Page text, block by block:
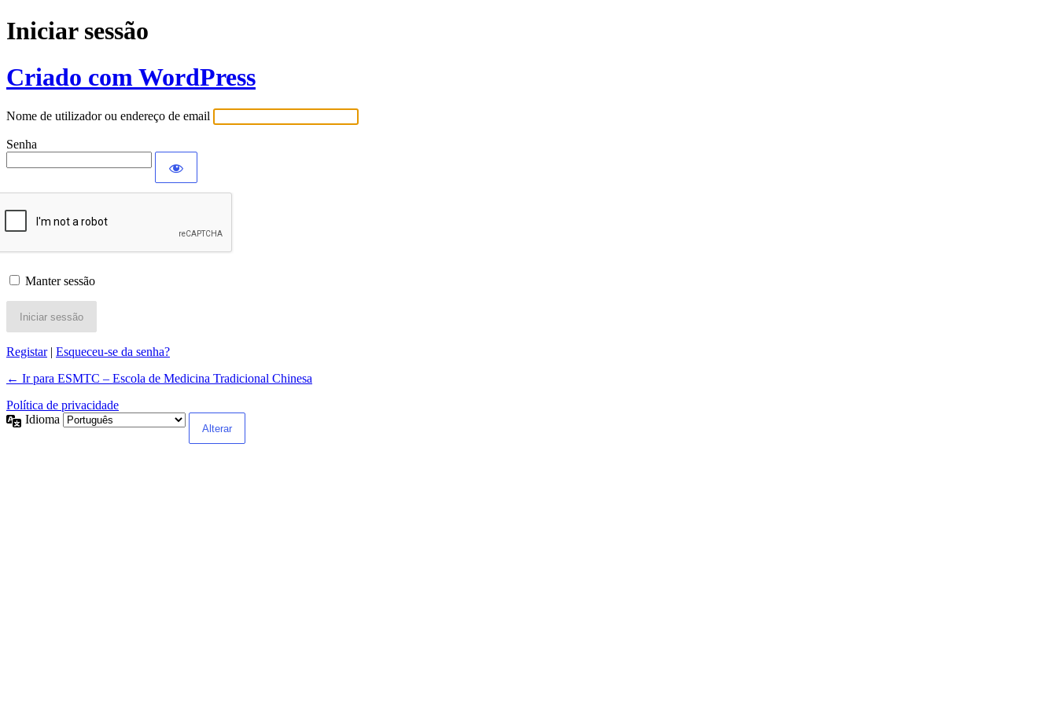
Iniciar sessão
Criado com WordPress
Nome de utilizador ou endereço de email
Senha
Manter sessão
Registar| Esqueceu-se da senha?
← Ir para ESMTC – Escola de Medicina Tradicional Chinesa
Política de privacidade
Idioma